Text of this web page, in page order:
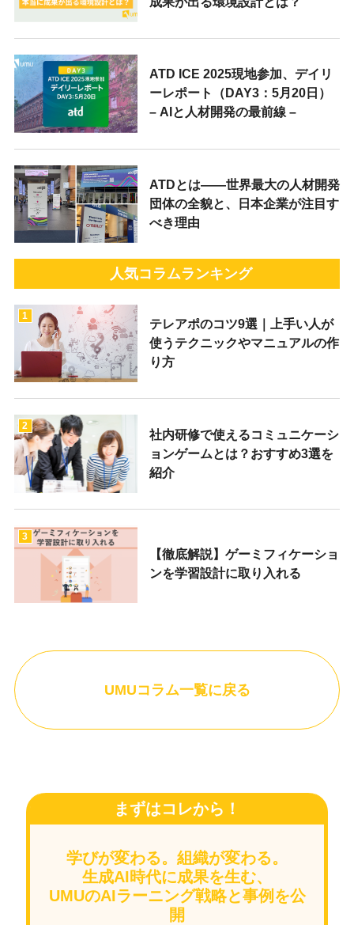
ATD ICE 2025現地参加、デイリ
ーレポート（DAY3：5月20日）
– AIと人材開発の最前線 –
ATDとは——世界最大の人材開発
団体の全貌と、日本企業が注目す
べき理由
人気コラムランキング
1
テレアポのコツ9選｜上手い人が
使うテクニックやマニュアルの作
り方
2
社内研修で使えるコミュニケーシ
ョンゲームとは？おすすめ3選を
紹介
3
【徹底解説】ゲーミフィケーショ
ンを学習設計に取り入れる
UMUコラム一覧に戻る
まずはコレから！
学びが変わる。組織が変わる。
生成AI時代に成果を生む、
UMUのAIラーニング戦略と事例を公
開